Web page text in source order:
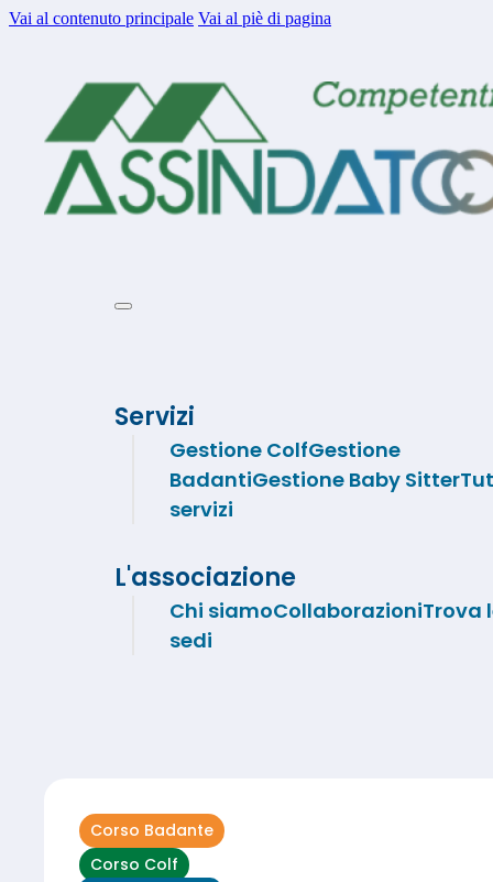
Vai al contenuto principale Vai al piè di pagina
Servizi
Gestione ColfGestione
BadantiGestione Baby Sitter
servizi
L'associazione
Chi siamoCollaborazioniTrova
sedi
Corso Badante
Corso Colf